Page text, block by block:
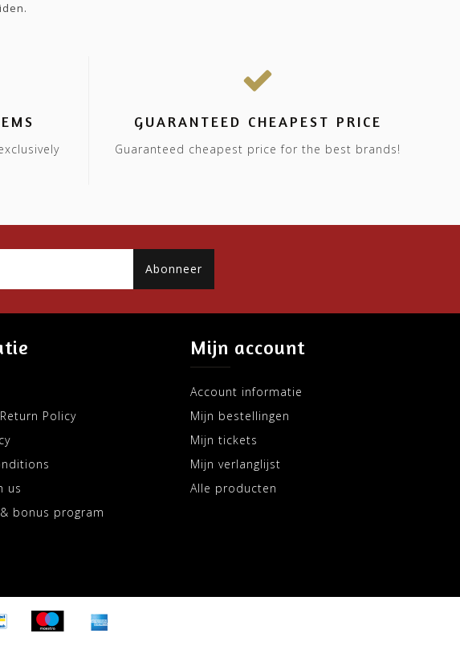
GUARANTEED CHEAPEST PRICE
Guaranteed cheapest price for the best brands!
Abonneer
Policy
us
bonus program
Mijn account
Account informatie
Mijn bestellingen
Mijn tickets
Mijn verlanglijst
Alle producten